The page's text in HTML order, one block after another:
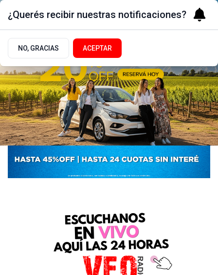
¿Querés recibir nuestras notificaciones?
NO, GRACIAS ACEPTAR